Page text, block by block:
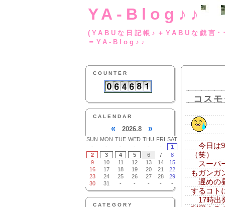
YA-Blog♪♪
(YABUな日記帳♪
＝YA-Blog♪♪
COUNTER
CALENDAR
« 2026.8 »
SUN MON TUE WED THU FRI SAT
-
- - - - -
1
2
3 4 5 6 7
8
9
10 11 12 13 14
15
16
17 18 19 20 21
22
23
24 25 26 27 28
29
30
31 - - - - -
CATEGORY
コス
今日は9
（笑）
スーパ
もガンガ
遅めの
するコト
17時出